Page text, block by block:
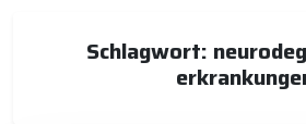
Schlagwort: